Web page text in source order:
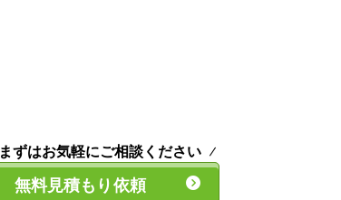
まずはお気軽にご相談ください
無料見積もり依頼